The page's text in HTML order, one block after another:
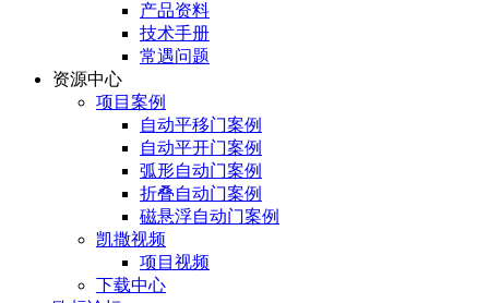
产品资料
技术手册
常遇问题
资源中心
项目案例
自动平移门案例
自动平开门案例
弧形自动门案例
折叠自动门案例
磁悬浮自动门案例
凯撒视频
项目视频
下载中心